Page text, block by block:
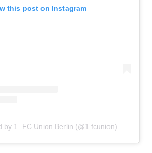
this post on Instagram
by 1. FC Union Berlin (@1.fcunion)